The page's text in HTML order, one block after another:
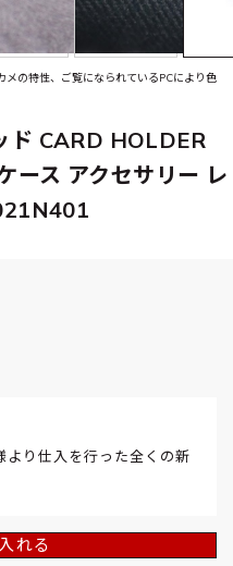
の特性、ご覧になられているPCにより色
ド CARD HOLDER
ース アクセサリー レ
より仕入を行った全くの新
れる